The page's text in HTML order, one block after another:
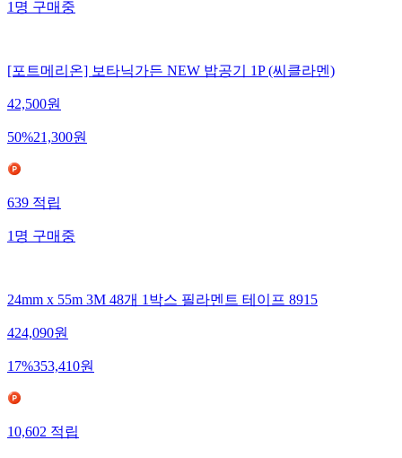
1명구매중
[포트메리온] 보타닉가든 NEW 밥공기 1P (씨클라멘)
42,500원
50%21,300원
639적립
1명구매중
24mm x 55m 3M 48개 1박스 필라멘트 테이프 8915
424,090원
17%353,410원
10,602적립